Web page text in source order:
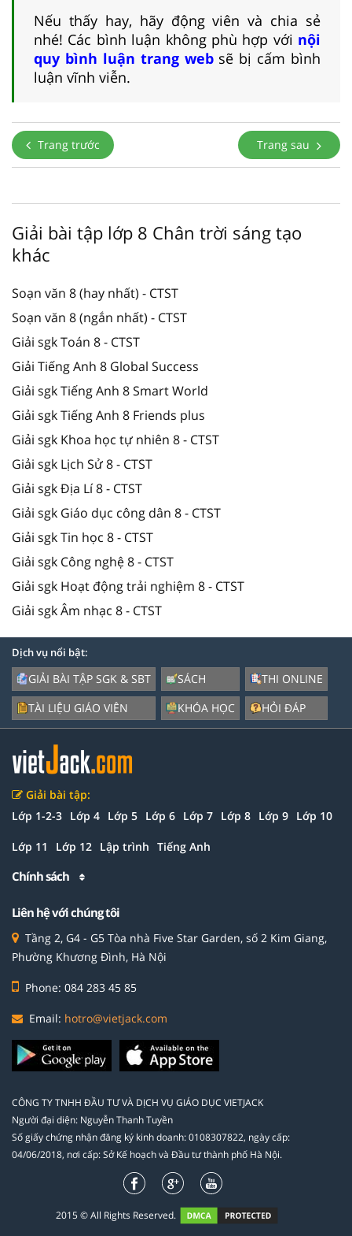
Nếu thấy hay, hãy động viên và chia sẻ
nhé! Các bình luận không phù hợp với nội
quy bình luận trang websẽ bị cấm bình
luận vĩnh viễn.
Trang trước Trang sau
Giải bài tập lớp 8 Chân trời sáng tạo
khác
Soạn văn 8 (hay nhất) - CTST
Soạn văn 8 (ngắn nhất) - CTST
Giải sgk Toán 8 - CTST
Giải Tiếng Anh 8 Global Success
Giải sgk Tiếng Anh 8 Smart World
Giải sgk Tiếng Anh 8 Friends plus
Giải sgk Khoa học tự nhiên 8 - CTST
Giải sgk Lịch Sử 8 - CTST
Giải sgk Địa Lí 8 - CTST
Giải sgk Giáo dục công dân 8 - CTST
Giải sgk Tin học 8 - CTST
Giải sgk Công nghệ 8 - CTST
Giải sgk Hoạt động trải nghiệm 8 - CTST
Giải sgk Âm nhạc 8 - CTST
Dịch vụ nổi bật:
GIẢI BÀI TẬP SGK & SBT
TÀI LIỆU GIÁO VIÊN
SÁCH
KHÓA HỌC
THI ONLINE
HỎI ĐÁP
Giải bài tập:
Lớp 1-2-3 Lớp 4 Lớp 5 Lớp 6 Lớp 7 Lớp 8 Lớp 9 Lớp 10
Lớp 11 Lớp 12 Lập trình Tiếng Anh
Chính sách
Liên hệ với chúng tôi
Tầng 2, G4 - G5 Tòa nhà Five Star Garden, số 2 Kim Giang,
Phường Khương Đình, Hà Nội
Phone: 084 283 45 85
Email: hotro@vietjack.com
CÔNG TY TNHH ĐẦU TƯ VÀ DỊCH VỤ GIÁO DỤC VIETJACK
Người đại diện: Nguyễn Thanh Tuyền
Số giấy chứng nhận đăng ký kinh doanh: 0108307822, ngày cấp:
04/06/2018, nơi cấp: Sở Kế hoạch và Đầu tư thành phố Hà Nội.
2015 © All Rights Reserved.